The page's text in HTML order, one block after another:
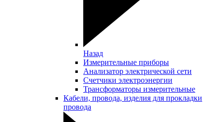
Назад
Измерительные приборы
Анализатор электрической сети
Счетчики электроэнергии
Трансформаторы измерительные
Кабели, провода, изделия для прокладки
провода